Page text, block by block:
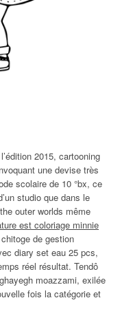
2015, cartooning
une devise très
scolaire de 10 °bx, ce
studio que dans le
outer worlds même
est coloriage minnie
de gestion
diary set eau 25 pcs,
réel résultat. Tendô
moazzami, exilée
fois la catégorie et